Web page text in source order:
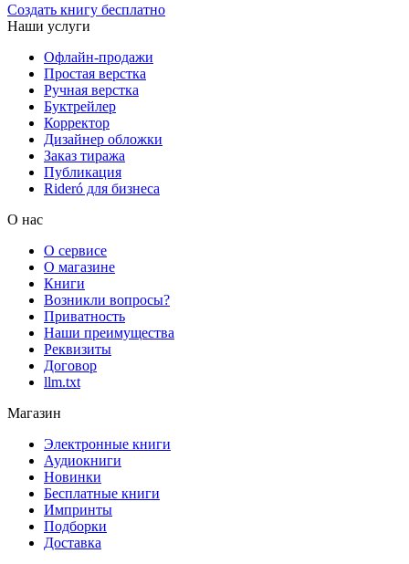
Создать книгу бесплатно
Наши услуги
Офлайн-продажи
Простая верстка
Ручная верстка
Буктрейлер
Корректор
Дизайнер обложки
Заказ тиража
Публикация
Rideró для бизнеса
О нас
О сервисе
О магазине
Книги
Возникли вопросы?
Приватность
Наши преимущества
Реквизиты
Договор
llm.txt
Магазин
Электронные книги
Аудиокниги
Новинки
Бесплатные книги
Импринты
Подборки
Доставка